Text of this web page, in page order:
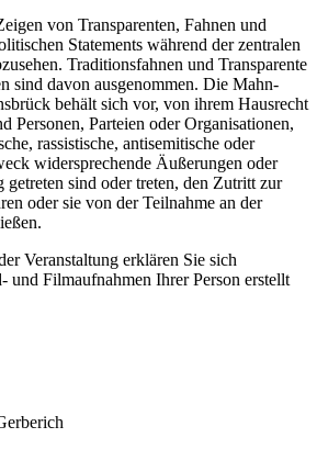
von Transparenten, Fahnen und
Statements während der zentralen
Traditionsfahnen und Transparente
sind davon ausgenommen. Die Mahn-
behält sich vor, von ihrem Hausrecht
Personen, Parteien oder Organisationen,
rassistische, antisemitische oder
widersprechende Äußerungen oder
getreten sind oder treten, den Zutritt zur
oder sie von der Teilnahme an der
Veranstaltung erklären Sie sich
und Filmaufnahmen Ihrer Person erstellt